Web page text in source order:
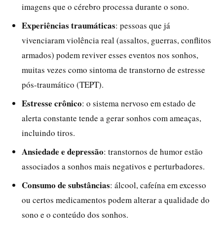
imagens que o cérebro processa durante o sono.
Experiências traumáticas: pessoas que já
vivenciaram violência real (assaltos, guerras, conflitos
armados) podem reviver esses eventos nos sonhos,
muitas vezes como sintoma de transtorno de estresse
pós-traumático (TEPT).
Estresse crônico: o sistema nervoso em estado de
alerta constante tende a gerar sonhos com ameaças,
incluindo tiros.
Ansiedade e depressão: transtornos de humor estão
associados a sonhos mais negativos e perturbadores.
Consumo de substâncias: álcool, cafeína em excesso
ou certos medicamentos podem alterar a qualidade do
sono e o conteúdo dos sonhos.